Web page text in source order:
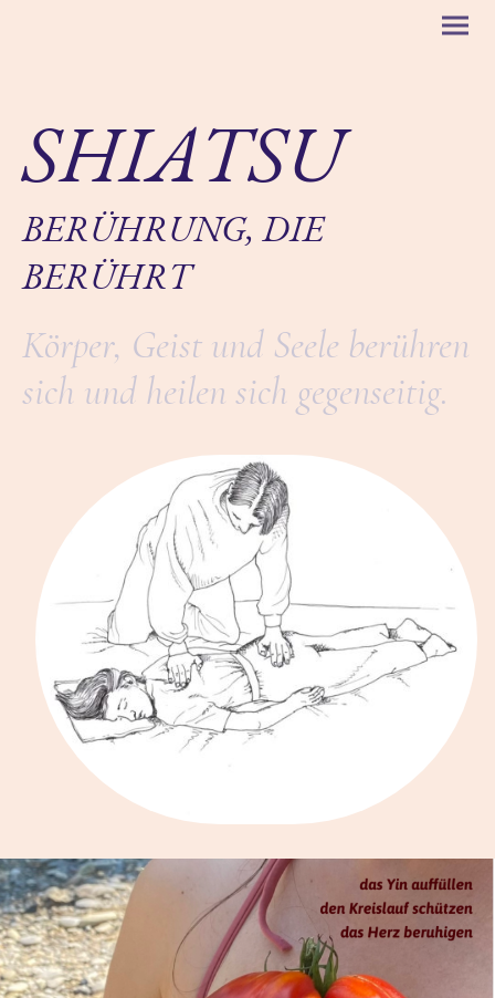
SHIATSU
BERÜHRUNG, DIE
BERÜHRT
Körper, Geist und Seele berühren
sich und heilen sich gegenseitig.